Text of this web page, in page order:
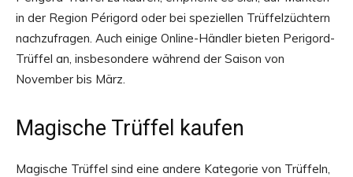
in der Region Périgord oder bei speziellen Trüffelzüchtern
nachzufragen. Auch einige Online-Händler bieten Perigord-
Trüffel an, insbesondere während der Saison von
November bis März.
Magische Trüffel kaufen
Magische Trüffel sind eine andere Kategorie von Trüffeln,